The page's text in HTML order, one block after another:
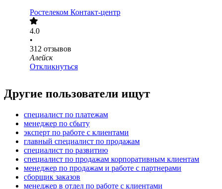
Ростелеком Контакт-центр
4.0
•
312 отзывов
Алейск
Откликнуться
Другие пользователи ищут
специалист по платежам
менеджер по сбыту
эксперт по работе с клиентами
главный специалист по продажам
специалист по развитию
специалист по продажам корпоративным клиентам
менеджер по продажам и работе с партнерами
сборщик заказов
менеджер в отдел по работе с клиентами